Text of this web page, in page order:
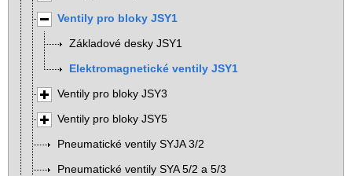
Ventily pro bloky JSY1
Základové desky JSY1
Elektromagnetické ventily JSY1
Ventily pro bloky JSY3
Ventily pro bloky JSY5
Pneumatické ventily SYJA 3/2
Pneumatické ventily SYA 5/2 a 5/3